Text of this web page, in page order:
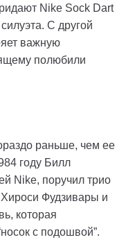
Nike Sock Dart
С другой
важную
полюбили
раньше, чем ее
году Билл
Nike, поручил трио
Фудзивары и
которая
с подошвой”.